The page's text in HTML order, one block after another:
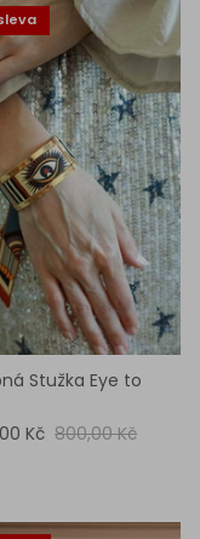
Stužka Eye to
Kč 800,00 Kč